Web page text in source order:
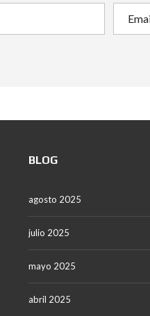
BLOG
agosto 2025
julio 2025
mayo 2025
abril 2025